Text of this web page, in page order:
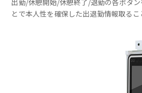
とで本人性を確保した出退勤情報取るこ